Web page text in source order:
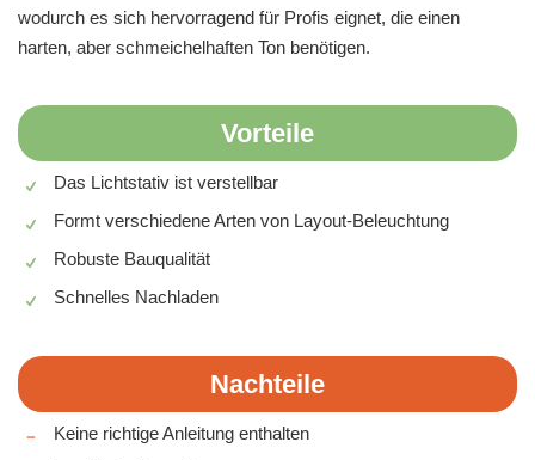
wodurch es sich hervorragend für Profis eignet, die einen
harten, aber schmeichelhaften Ton benötigen.
Vorteile
Das Lichtstativ ist verstellbar
Formt verschiedene Arten von Layout-Beleuchtung
Robuste Bauqualität
Schnelles Nachladen
Nachteile
Keine richtige Anleitung enthalten